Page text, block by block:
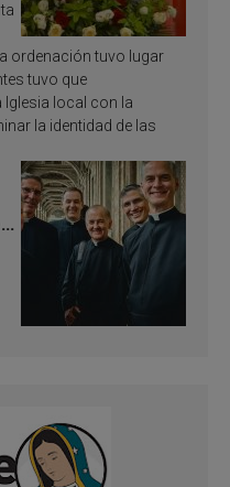
ordenación tuvo lugar
tuvo que
local con la
la identidad de las